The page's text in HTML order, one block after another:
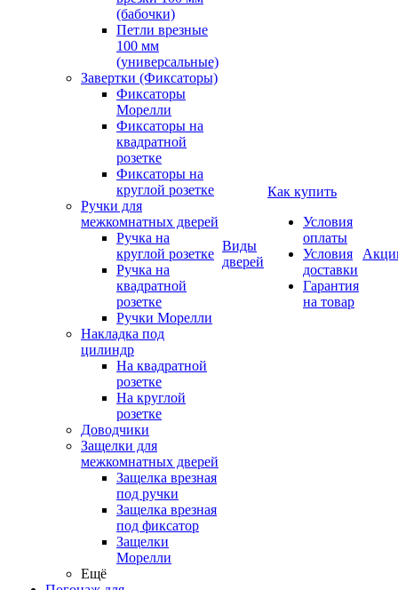
(бабочки)
Петли врезные
100 мм
(универсальные)
Завертки (Фиксаторы)
Фиксаторы
Морелли
Фиксаторы на
квадратной
розетке
Фиксаторы на
круглой розетке
Ручки для
межкомнатных дверей
Ручка на
круглой розетке
Ручка на
квадратной
розетке
Ручки Морелли
Накладка под
цилиндр
На квадратной
розетке
На круглой
розетке
Доводчики
Защелки для
межкомнатных дверей
Защелка врезная
под ручки
Защелка врезная
под фиксатор
Защелки
Морелли
Ещё
Виды
дверей
Как купить
Условия
оплаты
Условия
доставки
Гарантия
на товар